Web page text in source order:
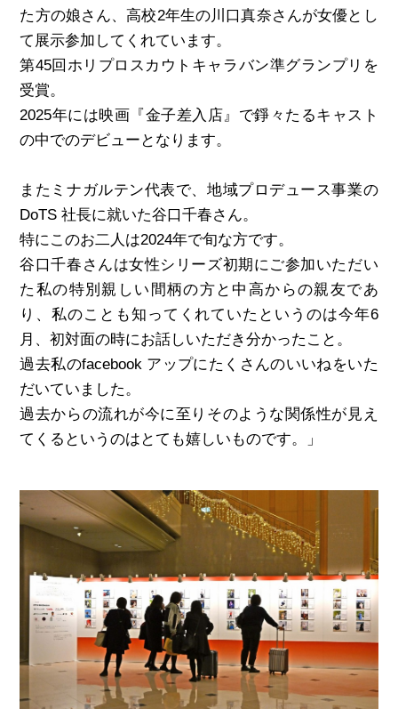
た方の娘さん、高校2年生の川口真奈さんが女優とし
て展示参加してくれています。
第45回ホリプロスカウトキャラバン準グランプリを
受賞。
2025年には映画『金子差入店』で錚々たるキャスト
の中でのデビューとなります。
またミナガルテン代表で、地域プロデュース事業の
DoTS 社長に就いた谷口千春さん。
特にこのお二人は2024年で旬な方です。
谷口千春さんは女性シリーズ初期にご参加いただい
た私の特別親しい間柄の方と中高からの親友であ
り、私のことも知ってくれていたというのは今年6
月、初対面の時にお話しいただき分かったこと。
過去私のfacebook アップにたくさんのいいねをいた
だいていました。
過去からの流れが今に至りそのような関係性が見え
てくるというのはとても嬉しいものです。」